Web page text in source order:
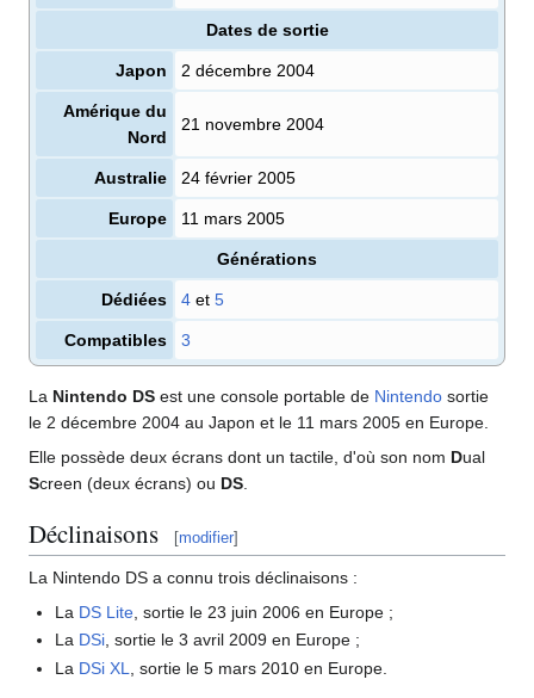
Dates de sortie
Japon 2 décembre 2004
Amérique du
Nord
21 novembre 2004
Australie 24 février 2005
Europe 11 mars 2005
Générations
Dédiées 4 et 5
Compatibles 3
La Nintendo DS est une console portable de Nintendo sortie
le 2 décembre 2004 au Japon et le 11 mars 2005 en Europe.
Elle possède deux écrans dont un tactile, d'où son nom Dual
Screen (deux écrans) ou DS
Déclinaisons [modifier]
La Nintendo DS a connu trois déclinaisons :
La DS Lite , sortie le 23 juin 2006 en Europe ;
La DSi, sortie le 3 avril 2009 en Europe ;
La DSi XL , sortie le 5 mars 2010 en Europe.